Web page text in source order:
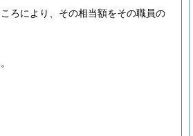
ろにより、その相当額をその職員の